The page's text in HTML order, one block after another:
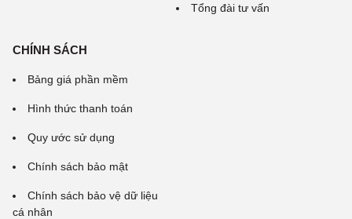
Tổng đài tư vấn
CHÍNH SÁCH
Bảng giá phần mềm
Hình thức thanh toán
Quy ước sử dụng
Chính sách bảo mật
Chính sách bảo vệ dữ liệu
cá nhân